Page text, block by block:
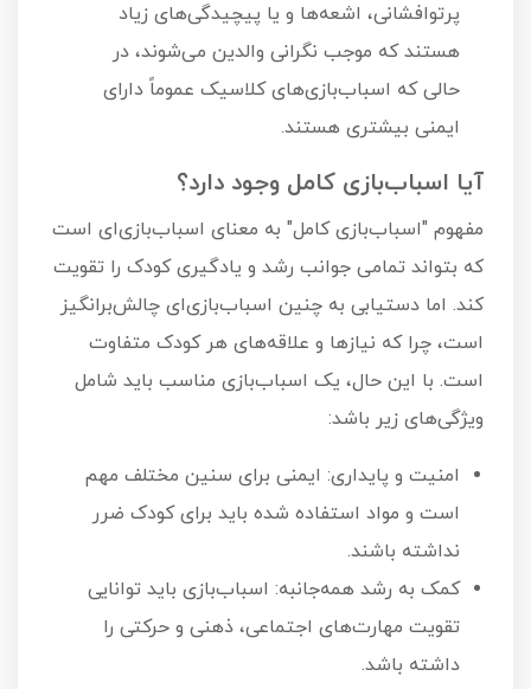
پرتوافشانی، اشعه‌ها و یا پیچیدگی‌های زیاد
هستند که موجب نگرانی والدین می‌شوند، در
حالی که اسباب‌بازی‌های کلاسیک عموماً دارای
ایمنی بیشتری هستند.
آیا اسباب‌بازی کامل وجود دارد؟
مفهوم "اسباب‌بازی کامل" به معنای اسباب‌بازی‌ای است
که بتواند تمامی جوانب رشد و یادگیری کودک را تقویت
کند. اما دستیابی به چنین اسباب‌بازی‌ای چالش‌برانگیز
است، چرا که نیازها و علاقه‌های هر کودک متفاوت
است. با این حال، یک اسباب‌بازی مناسب باید شامل
ویژگی‌های زیر باشد:
امنیت و پایداری: ایمنی برای سنین مختلف مهم
است و مواد استفاده شده باید برای کودک ضرر
نداشته باشند.
کمک به رشد همه‌جانبه: اسباب‌بازی باید توانایی
تقویت مهارت‌های اجتماعی، ذهنی و حرکتی را
داشته باشد.